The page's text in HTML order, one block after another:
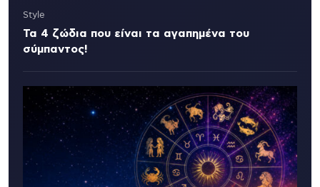
Style
Τα 4 ζώδια που είναι τα αγαπημένα του
σύμπαντος!